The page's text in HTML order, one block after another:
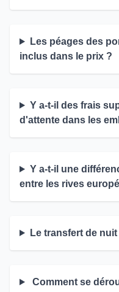
Les péages des
inclus dans le prix ?
Y a-t-il des frais
d'attente dans les
Y a-t-il une
entre les rives
Le transfert de
Comment se